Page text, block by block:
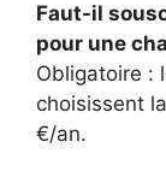
Faut-il
pour une
Obligatoire :
choisissent
€/an.